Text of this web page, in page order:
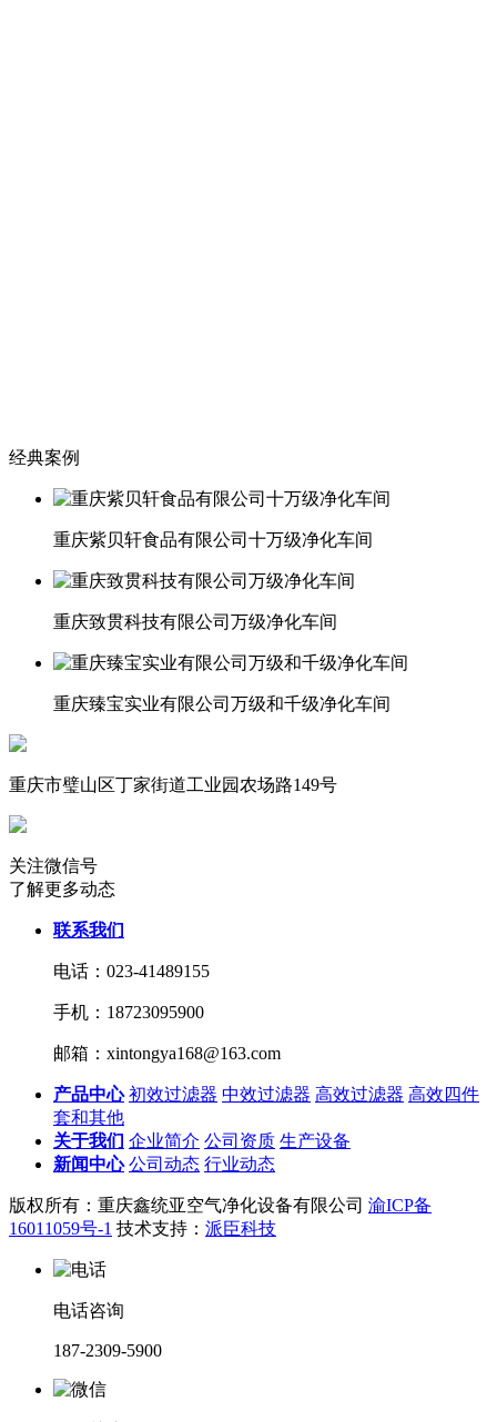
经典案例
重庆紫贝轩食品有限公司十万级净化车间
重庆致贯科技有限公司万级净化车间
重庆臻宝实业有限公司万级和千级净化车间
重庆市璧山区丁家街道工业园农场路149号
关注微信号
了解更多动态
联系我们
电话：023-41489155
手机：18723095900
邮箱：xintongya168@163.com
产品中心 初效过滤器 中效过滤器 高效过滤器 高效四件
套和其他
关于我们 企业简介 公司资质 生产设备
新闻中心 公司动态 行业动态
版权所有：重庆鑫统亚空气净化设备有限公司 渝ICP备
16011059号-1 技术支持： 派臣科技
电话咨询
187-2309-5900